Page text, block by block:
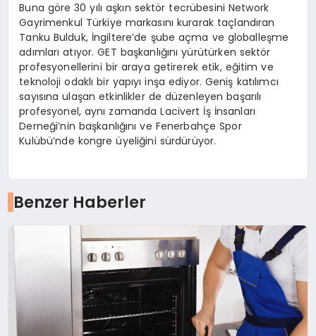
Buna göre 30 yılı aşkın sektör tecrübesini Network
Gayrimenkul Türkiye markasını kurarak taçlandıran
Tanku Bulduk, İngiltere’de şube açma ve globalleşme
adımları atıyor. GET başkanlığını yürütürken sektör
profesyonellerini bir araya getirerek etik, eğitim ve
teknoloji odaklı bir yapıyı inşa ediyor. Geniş katılımcı
sayısına ulaşan etkinlikler de düzenleyen başarılı
profesyonel, aynı zamanda Lacivert İş İnsanları
Derneği’nin başkanlığını ve Fenerbahçe Spor
Kulübü’nde kongre üyeliğini sürdürüyor.
Benzer Haberler